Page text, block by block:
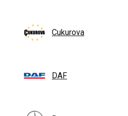
Cukurova
DAF